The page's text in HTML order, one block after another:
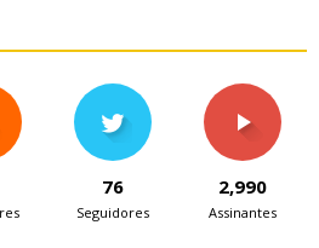
76
Seguidores
2,990
Assinantes